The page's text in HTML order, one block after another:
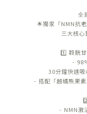
全
🌟獨家「NMN抗
三大核心
1️⃣ 穀胱
-
30分鐘快速吸
- 搭配「越橘熊果
- NMN激